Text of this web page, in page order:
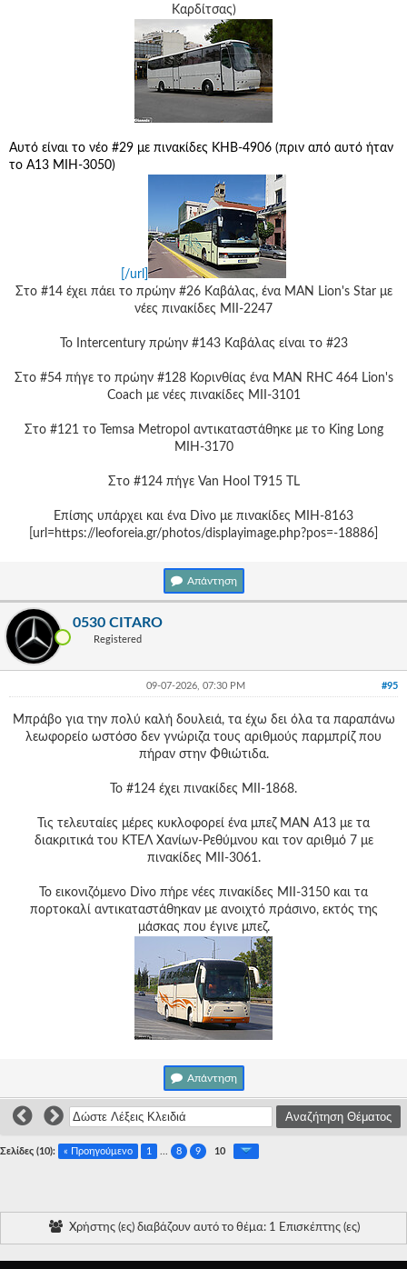
Καρδίτσας)
Αυτό είναι το νέο #29 με πινακίδες ΚΗΒ-4906 (πριν από αυτό ήταν
το A13 ΜΙΗ-3050)
[/url]
Στο #14 έχει πάει το πρώην #26 Καβάλας, ένα MAN Lion's Star με
νέες πινακίδες ΜΙΙ-2247
Το Intercentury πρώην #143 Καβάλας είναι το #23
Στο #54 πήγε το πρώην #128 Κορινθίας ένα ΜΑΝ RHC 464 Lion's
Coach με νέες πινακίδες ΜΙΙ-3101
Στο #121 το Temsa Metropol αντικαταστάθηκε με το King Long
ΜΙΗ-3170
Στο #124 πήγε Van Hool T915 TL
Επίσης υπάρχει και ένα Divo με πινακίδες ΜΙΗ-8163
[url=https://leoforeia.gr/photos/displayimage.php?pos=-18886]
Απάντηση
0530 CITARO
Registered
#95
09-07-2026, 07:30 PM
Μπράβο για την πολύ καλή δουλειά, τα έχω δει όλα τα παραπάνω
λεωφορείο ωστόσο δεν γνώριζα τους αριθμούς παρμπρίζ που
πήραν στην Φθιώτιδα.
Το #124 έχει πινακίδες ΜΙΙ-1868.
Τις τελευταίες μέρες κυκλοφορεί ένα μπεζ ΜΑΝ Α13 με τα
διακριτικά του ΚΤΕΛ Χανίων-Ρεθύμνου και τον αριθμό 7 με
πινακίδες ΜΙΙ-3061.
Το εικονιζόμενο Divo πήρε νέες πινακίδες ΜΙΙ-3150 και τα
πορτοκαλί αντικαταστάθηκαν με ανοιχτό πράσινο, εκτός της
μάσκας που έγινε μπεζ.
Απάντηση
Σελίδες (10): « Προηγούμενο 1 8 9 10
Χρήστης (ες) διαβάζουν αυτό το θέμα: 1 Επισκέπτης (ες)